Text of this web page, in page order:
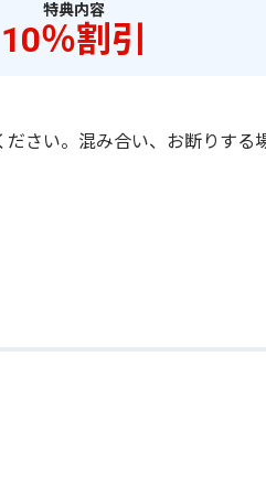
特典内容
10％割引
さい。混み合い、お断りする